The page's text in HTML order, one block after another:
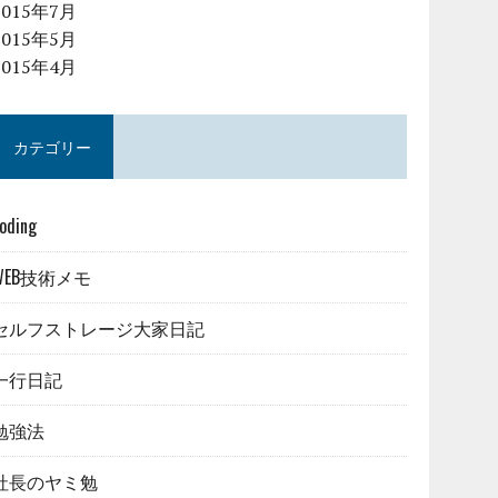
年7月
年5月
年4月
カテゴリー
技術メモ
ルフストレージ大家日記
行日記
強法
長のヤミ勉